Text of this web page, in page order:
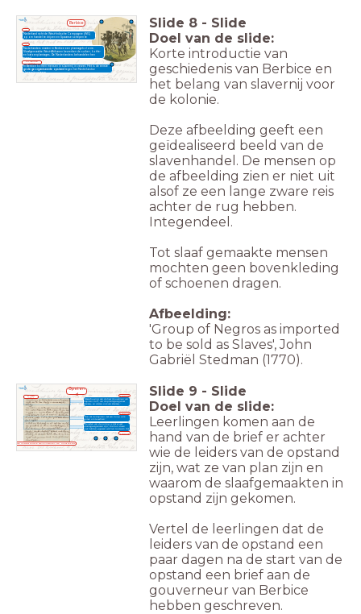
Nederlanders starten in Berbice een plantagekolonie.
Slaafgemaakte West-Afrikanen bewerken de suiker-, koffie-
en katoenplantages. De Nederlanders behandelen hen
wreed.
Nederland richt de West-Indische Compagnie (WIC)
op om handel te drijven en Spaanse schepen te
kapen.
162
1
Beleg van Leiden, 1573-
1574
Berbice
162
7
In Berbice komen mensen in slavernij in verzet. Het is de eerste
grote georganiseerde
opstand
tegen het Nederlandse
slavernijsysteem.
23 februari
1763
Slide 8 - Slide
Doel van de slide:
Korte introductie van
geschiedenis van Berbice en
het belang van slavernij voor
de kolonie.
Deze afbeelding geeft een
geïdealiseerd beeld van de
slavenhandel. De mensen op
de afbeelding zien er niet uit
alsof ze een lange zware reis
achter de rug hebben.
Integendeel.
Tot slaaf gemaakte mensen
mochten geen bovenkleding
of schoenen dragen.
Afbeelding:
'Group of Negros as imported
to be sold as Slaves', John
Gabriël Stedman (1770).
'De reden van de oorlog is dat er veel
plantage-eigenaren zijn, die hun slaven
niet hebben gegeven wat hen toe kwam. Dat
waren vooral...'
'Dan zal de Kapitein met een hoop volk
komen om te vechten.'
'Waarschuwing aan de heer Gouverneur van
Kapitein Kofi, van de plantage-eigenaar
Bankeij, en Accara, ook van Bankeij.'
Opstan
d
hertaling
Brief van opstandelingen aan gouverneur Van Hoogenheim
hertaling
hertaling
8 maart
1763
Slide 9 - Slide
Doel van de slide:
Leerlingen komen aan de
hand van de brief er achter
wie de leiders van de opstand
zijn, wat ze van plan zijn en
waarom de slaafgemaakten in
opstand zijn gekomen.
Vertel de leerlingen dat de
leiders van de opstand een
paar dagen na de start van de
opstand een brief aan de
gouverneur van Berbice
hebben geschreven.